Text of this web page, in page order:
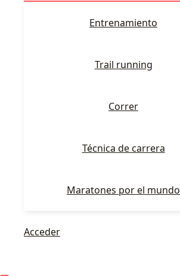
Entrenamiento
Trail running
Correr
Técnica de carrera
Maratones por el mundo
Acceder